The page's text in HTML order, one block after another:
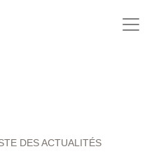
DES ACTUALITÉS